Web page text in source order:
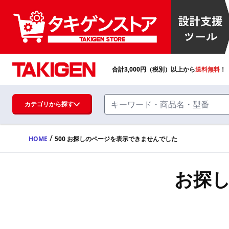
ハンドル・取手・つまみ・周辺機器
FA・A
合計3,000円（税別）以上から送料無料
カテゴリから探す
HOME / 500 お探しのページを表示できませんでした
お探